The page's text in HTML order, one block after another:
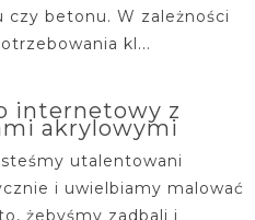
czy betonu. W zależności
kl...
internetowy z
akrylowymi
utalentowani
i uwielbiamy malować
żebyśmy zadbali i